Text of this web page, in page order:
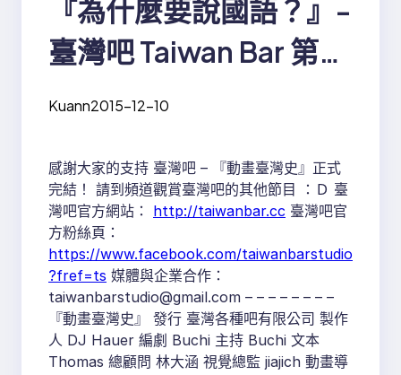
『為什麼要說國語？』-
臺灣吧 Taiwan Bar 第8
集（完結篇）
Kuann2015-12-10
感謝大家的支持 臺灣吧 – 『動畫臺灣史』正式
完結！ 請到頻道觀賞臺灣吧的其他節目 ：Ｄ 臺
灣吧官方網站： http://taiwanbar.cc 臺灣吧官
方粉絲頁：
https://www.facebook.com/taiwanbarstudio
?fref=ts 媒體與企業合作：
taiwanbarstudio@gmail.com – – – – – – – –
『動畫臺灣史』 發行 臺灣各種吧有限公司 製作
人 DJ Hauer 編劇 Buchi 主持 Buchi 文本
Thomas 總顧問 林大涵 視覺總監 jiajich 動畫導